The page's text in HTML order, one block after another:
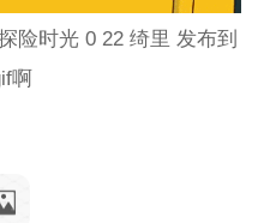
险时光 0 22 绮里 发布到
啊